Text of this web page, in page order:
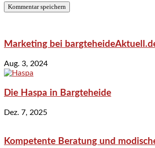
Marketing bei
Aug. 3, 2024
Die Haspa in Bargteheide
Dez. 7, 2025
Kompetente Beratung und